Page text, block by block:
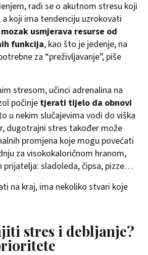
radi se o akutnom stresu koji
koji ima tendenciju uzrokovati
mozak usmjerava resurse od
funkcija, kao što je jedenje, na
za “preživljavanje”, piše
stresom, učinci adrenalina na
počinje tjerati tijelo da obnovi
u nekim slučajevima vodi do viška
dugotrajni stres također može
promjena koje mogu povećati
za visokokaloričnom hranom,
prijatelja: sladoleda, čipsa, pizze…
na kraj, ima nekoliko stvari koje
stres i debljanje?